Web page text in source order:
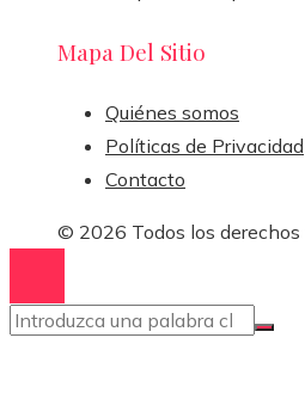
Mapa Del Sitio
Quiénes somos
Políticas de Privacidad
Contacto
© 2026 Todos los derechos